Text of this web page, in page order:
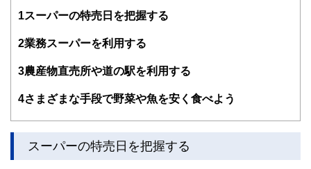
得者を中心に「お金や暮らし」に関する書籍・雑誌の編集経
験者で構成され、企画立案から記事掲載まですべての工程に
護士、税理士、宅地建物取引士、相続診断士、住宅ローンア
かしく感じられる年金や税金、相続、保険、ローンなどの話
をわかりやすく発信している点です。
1 スーパーの特売日を把握する
2業務スーパーを利用する
3農産物直売所や道の駅を利用する
4さまざまな手段で野菜や魚を安く食べよう
スーパーの特売日を把握する